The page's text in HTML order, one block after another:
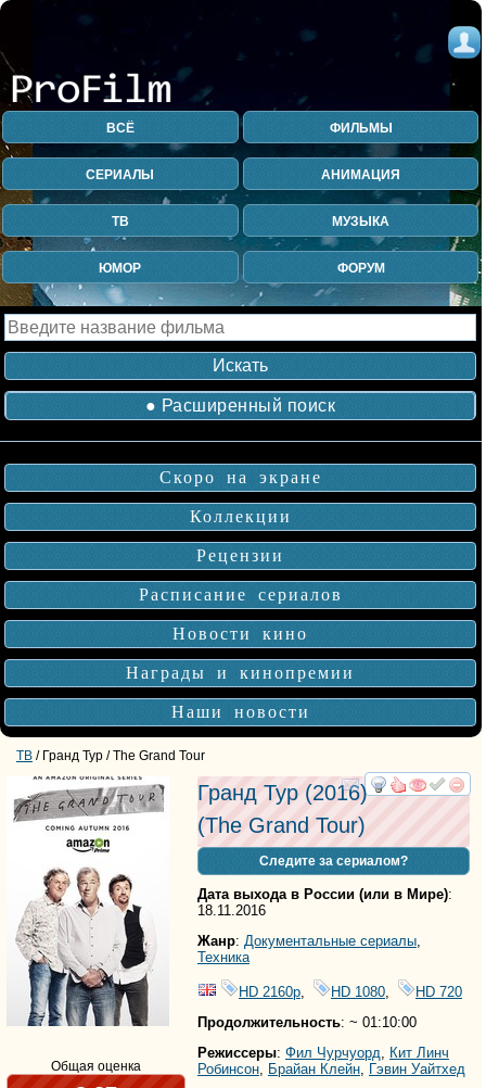
ВСЁ ФИЛЬМЫ
СЕРИАЛЫ АНИМАЦИЯ
ТВ МУЗЫКА
ЮМОР ФОРУМ
● Расширенный поиск
Скоро на экране
Коллекции
Рецензии
Расписание сериалов
Новости кино
Награды и кинопремии
Наши новости
ТВ / Гранд Тур / The Grand Tour
смотреть
Общая оценка
Гранд Тур (2016)
(The Grand Tour)
Следите за сериалом?
Дата выхода в России (или в Мире):
18.11.2016
Жанр: Документальные сериалы,
Техника
HD 2160р, HD 1080,
HD 720
Продолжительность: ~ 01:10:00
Режиссеры: Фил Чурчуорд, Кит Линч
Робинсон, Брайан Клейн, Гэвин Уайтхед